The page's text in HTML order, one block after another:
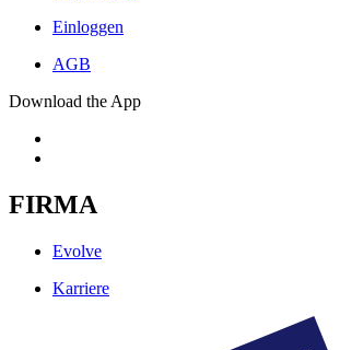
Einloggen
AGB
Download the App
FIRMA
Evolve
Karriere